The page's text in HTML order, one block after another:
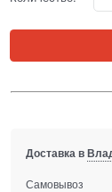
Доставка в
Самовывоз